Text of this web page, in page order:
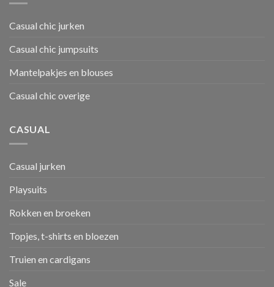
Casual chic jurken
Casual chic jumpsuits
Mantelpakjes en blouses
Casual chic overige
CASUAL
Casual jurken
Playsuits
Rokken en broeken
Topjes, t-shirts en bloezen
Truien en cardigans
Sale